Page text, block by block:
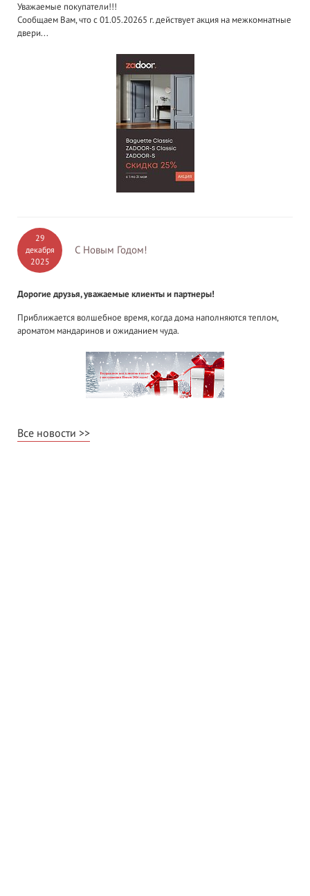
Уважаемые покупатели!!!
Сообщаем Вам, что с 01.05.20265 г. действует акция на межкомнатные
двери...
29
декабря
2025
С Новым Годом!
Дорогие друзья, уважаемые клиенты и партнеры!
Приближается волшебное время, когда дома наполняются теплом,
ароматом мандаринов и ожиданием чуда.
Все новости